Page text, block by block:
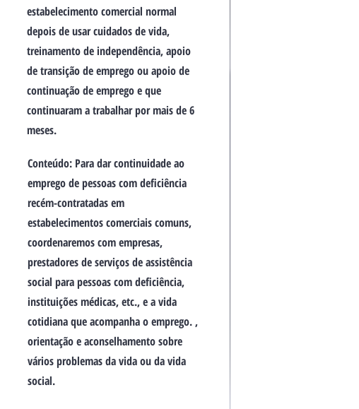
estabelecimento comercial normal
depois de usar cuidados de vida,
treinamento de independência, apoio
de transição de emprego ou apoio de
continuação de emprego e que
continuaram a trabalhar por mais de 6
meses.
Conteúdo: Para dar continuidade ao
emprego de pessoas com deficiência
recém-contratadas em
estabelecimentos comerciais comuns,
coordenaremos com empresas,
prestadores de serviços de assistência
social para pessoas com deficiência,
instituições médicas, etc., e a vida
cotidiana que acompanha o emprego. ,
orientação e aconselhamento sobre
vários problemas da vida ou da vida
social.